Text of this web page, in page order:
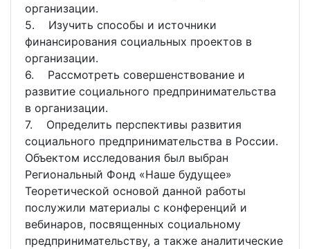
организации.
5. Изучить способы и источники
финансирования социальных проектов в
организации.
6. Рассмотреть совершенствование и
развитие социального предпринимательства
в организации.
7. Определить перспективы развития
социального предпринимательства в России.
Объектом исследования был выбран
Региональный Фонд «Наше будущее»
Теоретической основой данной работы
послужили материалы с конференций и
вебинаров, посвященных социальному
предпринимательству, а также аналитические